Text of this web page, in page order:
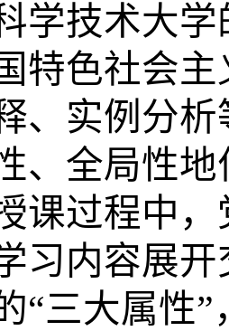
学技术大
特色社会
、实例分
、全局性
课过程中
习内容展
“三大属性